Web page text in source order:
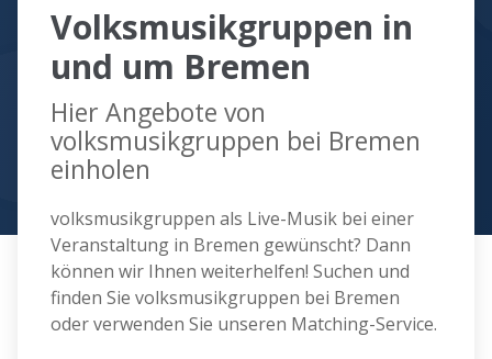
Volksmusikgruppen in
und um Bremen
Hier Angebote von
volksmusikgruppen bei Bremen
einholen
volksmusikgruppen als Live-Musik bei einer
Veranstaltung in Bremen gewünscht? Dann
können wir Ihnen weiterhelfen! Suchen und
finden Sie volksmusikgruppen bei Bremen
oder verwenden Sie unseren Matching-Service.